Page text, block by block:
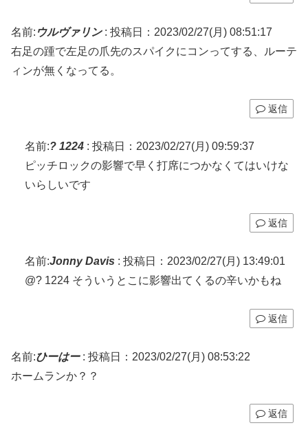
名前: ウルヴァリン: 投稿日：2023/02/27(月) 08:51:17
右足の踵で左足の爪先のスパイクにコンってする、ルーテ
ィンが無くなってる。
返信
名前:? 1224 : 投稿日：2023/02/27(月) 09:59:37
ピッチロックの影響で早く打席につかなくてはいけな
いらしいです
返信
名前:Jonny Davis : 投稿日：2023/02/27(月) 13:49:01
@? 1224 そういうとこに影響出てくるの辛いかもね
返信
名前:ひーはー: 投稿日：2023/02/27(月) 08:53:22
ホームランか？？
返信